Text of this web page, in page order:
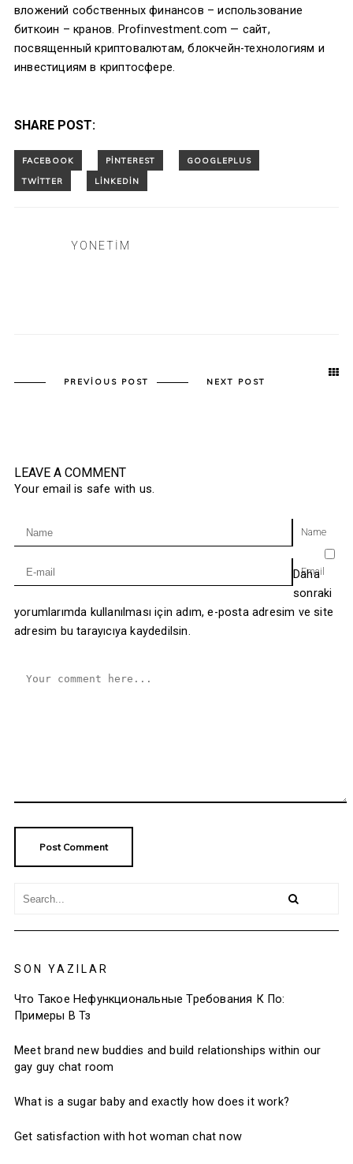
вложений собственных финансов – использование
биткоин – кранов. Profinvestment.com — сайт,
посвященный криптовалютам, блокчейн-технологиям и
инвестициям в криптосфере.
SHARE POST:
YONETIM
PREVIOUS POST NEXT POST
LEAVE A COMMENT
Your email is safe with us.
Name
Email
Daha
sonraki
yorumlarımda kullanılması için adım, e-posta adresim ve site
adresim bu tarayıcıya kaydedilsin.
SON YAZILAR
Что Такое Нефункциональные Требования К По:
Примеры В Тз
Meet brand new buddies and build relationships within our
gay guy chat room
What is a sugar baby and exactly how does it work?
Get satisfaction with hot woman chat now